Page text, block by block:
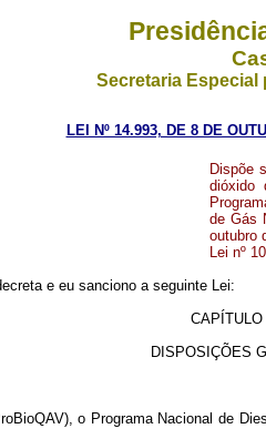
Secretaria
LEI Nº 14.993, DE 8 DE
Dispõe
dióxido
de Gás
outubro
Lei nº
e eu sanciono a seguinte Lei:
CAPÍTULO I
DISPOSIÇÕES
o Programa Nacional de